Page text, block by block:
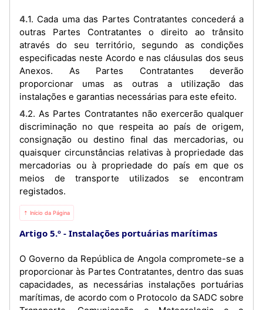
4.1. Cada uma das Partes Contratantes concederá a
outras Partes Contratantes o direito ao trânsito
através do seu território, segundo as condições
especificadas neste Acordo e nas cláusulas dos seus
Anexos. As Partes Contratantes deverão
proporcionar umas as outras a utilização das
instalações e garantias necessárias para este efeito.
4.2. As Partes Contratantes não exercerão qualquer
discriminação no que respeita ao país de origem,
consignação ou destino final das mercadorias, ou
quaisquer circunstâncias relativas à propriedade das
mercadorias ou à propriedade do país em que os
meios de transporte utilizados se encontram
registados.
⇡ Início da Página
Artigo 5.º Instalações portuárias marítimas
O Governo da República de Angola compromete-se a
proporcionar às Partes Contratantes, dentro das suas
capacidades, as necessárias instalações portuárias
marítimas, de acordo com o Protocolo da SADC sobre